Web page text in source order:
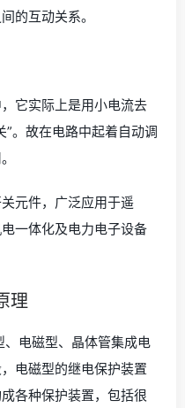
的互动关系。
它实际上是用小电流去
。故在电路中起着自动调
元件，广泛应用于遥
一体化及电力电子设备
理
电磁型、晶体管集成电
电磁型的继电保护装置
各种保护装置，包括很